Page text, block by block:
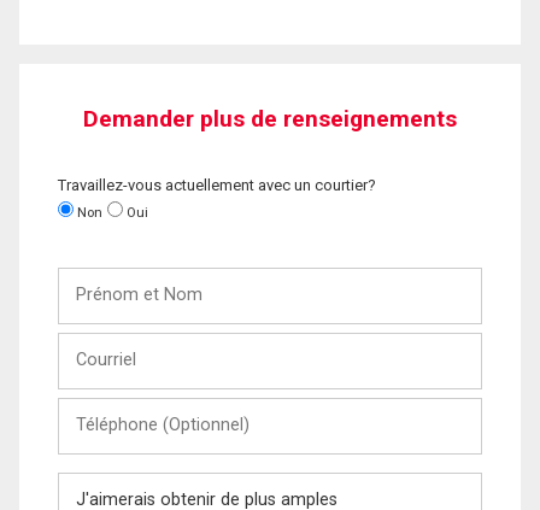
Demander plus de renseignements
Travaillez-vous actuellement avec un courtier?
Non Oui
Nom
(Optionnel)
Message